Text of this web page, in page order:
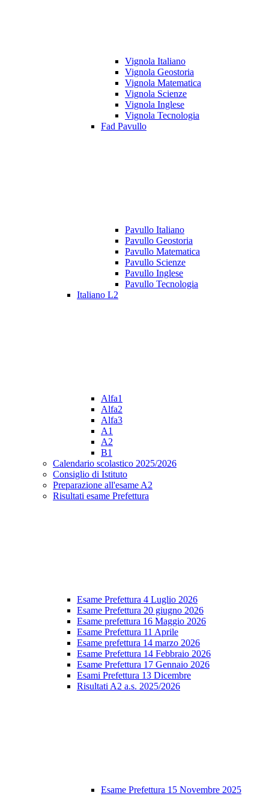
Vignola Italiano
Vignola Geostoria
Vignola Matematica
Vignola Scienze
Vignola Inglese
Vignola Tecnologia
Fad Pavullo
Pavullo Italiano
Pavullo Geostoria
Pavullo Matematica
Pavullo Scienze
Pavullo Inglese
Pavullo Tecnologia
Italiano L2
Alfa1
Alfa2
Alfa3
A1
A2
B1
Calendario scolastico 2025/2026
Consiglio di Istituto
Preparazione all'esame A2
Risultati esame Prefettura
Esame Prefettura 4 Luglio 2026
Esame Prefettura 20 giugno 2026
Esame prefettura 16 Maggio 2026
Esame Prefettura 11 Aprile
Esame prefettura 14 marzo 2026
Esame Prefettura 14 Febbraio 2026
Esame Prefettura 17 Gennaio 2026
Esami Prefettura 13 Dicembre
Risultati A2 a.s. 2025/2026
Esame Prefettura 15 Novembre 2025